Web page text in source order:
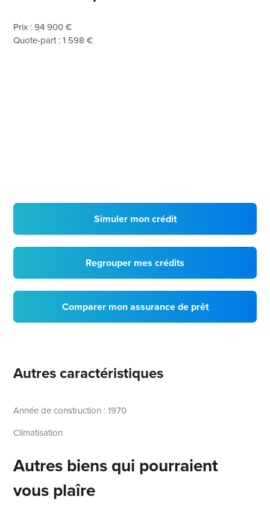
Prix : 94 900 €
Quote-part : 1 598 €
Simuler mon crédit
Regrouper mes crédits
Comparer mon assurance de prêt
Autres caractéristiques
Année de construction : 1970
Climatisation
Autres biens qui pourraient
vous plaîre